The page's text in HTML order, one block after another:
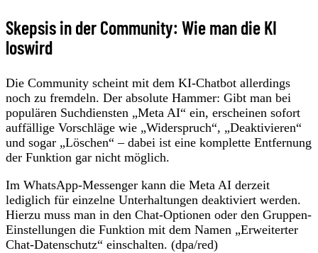
Skepsis in der Community: Wie man die KI
loswird
Die Community scheint mit dem KI-Chatbot allerdings
noch zu fremdeln. Der absolute Hammer: Gibt man bei
populären Suchdiensten „Meta AI“ ein, erscheinen sofort
auffällige Vorschläge wie „Widerspruch“, „Deaktivieren“
und sogar „Löschen“ – dabei ist eine komplette Entfernung
der Funktion gar nicht möglich.
Im WhatsApp-Messenger kann die Meta AI derzeit
lediglich für einzelne Unterhaltungen deaktiviert werden.
Hierzu muss man in den Chat-Optionen oder den Gruppen-
Einstellungen die Funktion mit dem Namen „Erweiterter
Chat-Datenschutz“ einschalten. (dpa/red)